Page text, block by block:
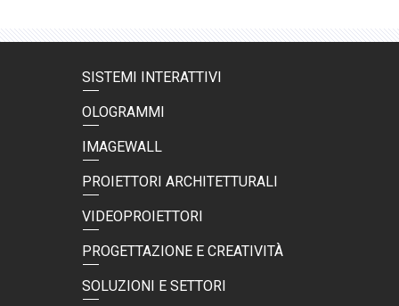
SISTEMI INTERATTIVI
OLOGRAMMI
IMAGEWALL
PROIETTORI ARCHITETTURALI
VIDEOPROIETTORI
PROGETTAZIONE E CREATIVITÀ
SOLUZIONI E SETTORI